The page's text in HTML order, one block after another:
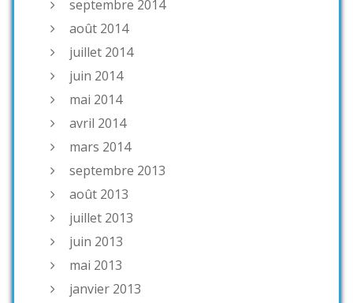
septembre 2014
août 2014
juillet 2014
juin 2014
mai 2014
avril 2014
mars 2014
septembre 2013
août 2013
juillet 2013
juin 2013
mai 2013
janvier 2013